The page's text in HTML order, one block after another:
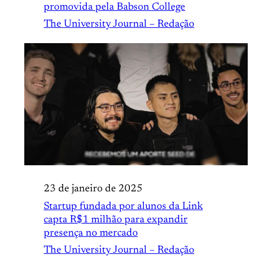
promovida pela Babson College
The University Journal – Redação
23 de janeiro de 2025
Startup fundada por alunos da Link
capta R$1 milhão para expandir
presença no mercado
The University Journal – Redação